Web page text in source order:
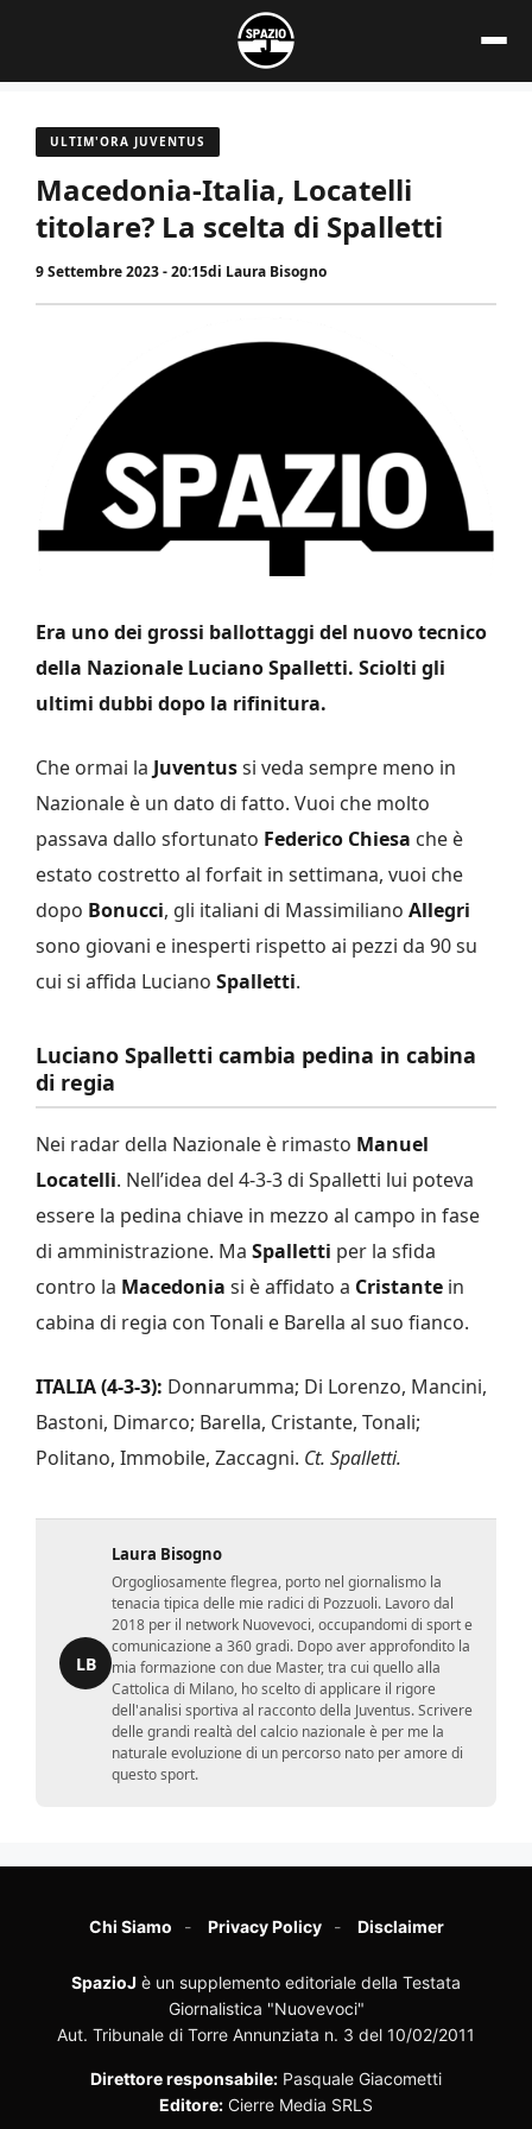
contenuto
ULTIM'ORA JUVENTUS
Macedonia-Italia, Locatelli
titolare? La scelta di Spalletti
9 Settembre 2023 - 20:15di Laura Bisogno
Era uno dei grossi ballottaggi del nuovo tecnico
della Nazionale Luciano Spalletti. Sciolti gli
ultimi dubbi dopo la rifinitura.
Che ormai la Juventussi veda sempre meno in
Nazionale è un dato di fatto. Vuoi che molto
passava dallo sfortunato Federico Chiesa che è
estato costretto al forfait in settimana, vuoi che
dopo Bonucci, gli italiani di Massimiliano Allegri
sono giovani e inesperti rispetto ai pezzi da 90 su
cui si affida Luciano Spalletti.
Luciano Spalletti cambia pedina in cabina
di regia
Nei radar della Nazionale è rimasto Manuel
Locatelli. Nell’idea del 4-3-3 di Spalletti lui poteva
essere la pedina chiave in mezzo al campo in fase
di amministrazione. Ma Spalletti per la sfida
contro la Macedonia si è affidato a Cristante in
cabina di regia con Tonali e Barella al suo fianco.
ITALIA (4-3-3): Donnarumma; Di Lorenzo, Mancini,
Bastoni, Dimarco; Barella, Cristante, Tonali;
Politano, Immobile, Zaccagni. Ct. Spalletti.
LB
Laura Bisogno
Orgogliosamente flegrea, porto nel giornalismo la
tenacia tipica delle mie radici di Pozzuoli. Lavoro dal
2018 per il network Nuovevoci, occupandomi di sport e
comunicazione a 360 gradi. Dopo aver approfondito la
mia formazione con due Master, tra cui quello alla
Cattolica di Milano, ho scelto di applicare il rigore
dell'analisi sportiva al racconto della Juventus. Scrivere
delle grandi realtà del calcio nazionale è per me la
naturale evoluzione di un percorso nato per amore di
questo sport.
Chi Siamo Privacy Policy Disclaimer
SpazioJ è un supplemento editoriale della Testata
Giornalistica "Nuovevoci"
Aut. Tribunale di Torre Annunziata n. 3 del 10/02/2011
Direttore responsabile: Pasquale Giacometti
Editore: Cierre Media SRLS